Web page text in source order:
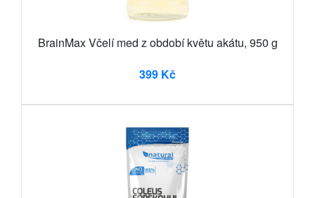
BrainMax Včelí med z období květu akátu, 950 g
399 Kč